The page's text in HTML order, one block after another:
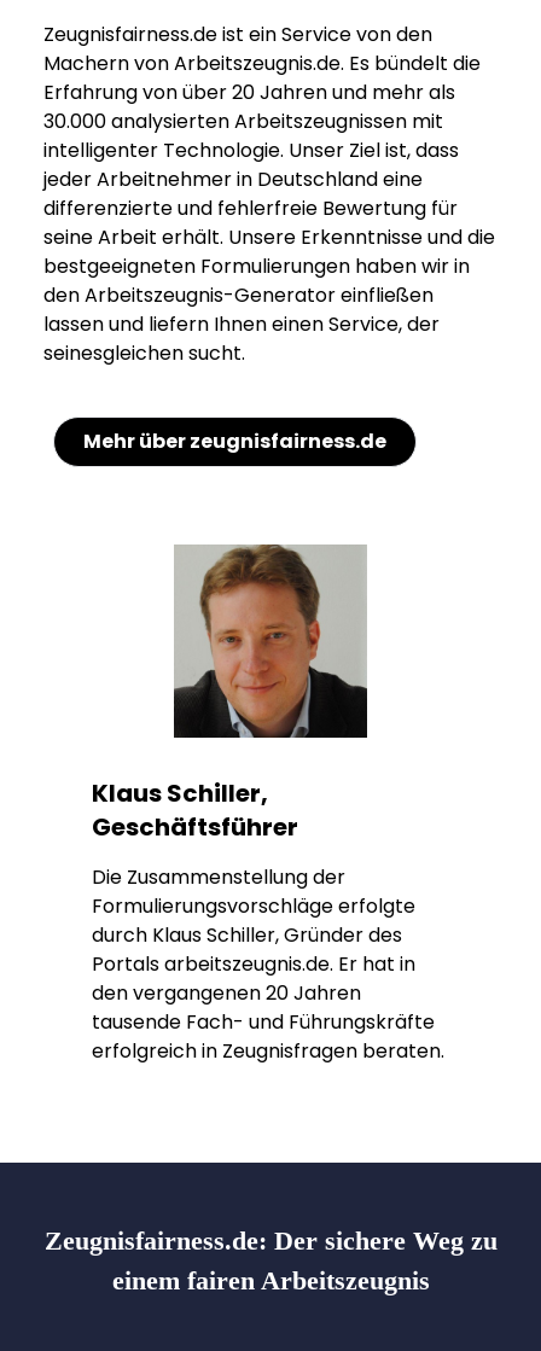
Zeugnisfairness.de ist ein Service von den
Machern von Arbeitszeugnis.de. Es bündelt die
Erfahrung von über 20 Jahren und mehr als
30.000 analysierten Arbeitszeugnissen mit
intelligenter Technologie. Unser Ziel ist, dass
jeder Arbeitnehmer in Deutschland eine
differenzierte und fehlerfreie Bewertung für
seine Arbeit erhält. Unsere Erkenntnisse und die
bestgeeigneten Formulierungen haben wir in
den Arbeitszeugnis-Generator einfließen
lassen und liefern Ihnen einen Service, der
seinesgleichen sucht.
Mehr über zeugnisfairness.de
Klaus Schiller,
Geschäftsführer
Die Zusammenstellung der
Formulierungsvorschläge erfolgte
durch Klaus Schiller, Gründer des
Portals arbeitszeugnis.de. Er hat in
den vergangenen 20 Jahren
tausende Fach- und Führungskräfte
erfolgreich in Zeugnisfragen beraten.
Zeugnisfairness.de: Der sichere Weg zu
einem fairen Arbeitszeugnis